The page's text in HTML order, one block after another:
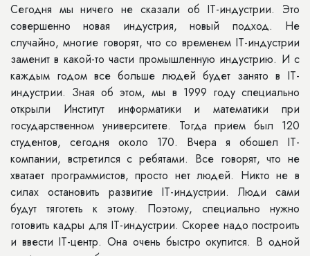
Сегодня мы ничего не сказали об IT-индустрии. Это
совершенно новая индустрия, новый подход. Не
случайно, многие говорят, что со временем IT-индустрии
заменит в какой-то части промышленную индустрию. И с
каждым годом все больше людей будет занято в IT-
индустрии. Зная об этом, мы в 1999 году специально
открыли Институт информатики и математики при
государственном университете. Тогда прием был 120
студентов, сегодня около 170. Вчера я обошел IT-
компании, встретился с ребятами. Все говорят, что не
хватает программистов, просто нет людей. Никто не в
силах остановить развитие IT-индустрии. Люди сами
будут тяготеть к этому. Поэтому, специально нужно
готовить кадры для IT-индустрии. Скорее надо построить
и ввести IT-центр. Она очень быстро окупится. В одной